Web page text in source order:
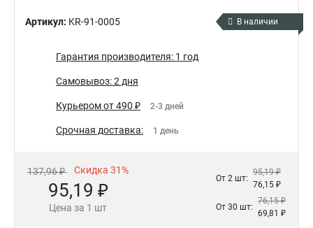
Артикул: KR-91-0005 В наличии
Гарантия производителя: 1 год
Самовывоз: 2 дня
Курьером от 490 ₽ 2-3 дней
Срочная доставка: 1 день
137,96 ₽ Скидка 31%
95,19 ₽
Цена за 1 шт
От 2 шт:
95,19 ₽
76,15 ₽
От 30 шт:
76,15 ₽
69,81 ₽